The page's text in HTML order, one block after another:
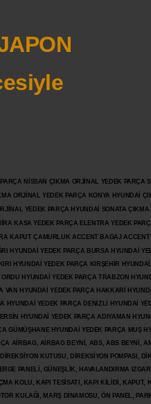
NİSSAN ÇIKMA ORJİNAL YEDEK PARÇA
ORJİNAL YEDEK PARÇA KONYA HYUNDAİ
YEDEK PARÇA HYUNDAİ SONATA
KASA YEDEK PARÇA ELENTRA YEDEK
KAPUT ÇAMURLUK ACCENT BAGAJ
HYUNDAİ YEDEK PARÇA BURSA HYUNDAİ
HYUNDAİ YEDEK PARÇA KIRŞEHİR
HYUNDAİ YEDEK PARÇA TRABZON
VAN HYUNDAİ YEDEK PARÇA HAKKARİ
YEDEK PARÇA DENİZLİ HYUNDAİ
HYUNDAİ YEDEK PARÇA ADIYAMAN
HYUNDAİ YEDEK PARÇA MUŞ
AİRBAG, AİRBAG BEYNİ, ABS, ABS BEYNİ,
KUTUSU, DİREKSİYON POMPASI,
PANELİ, GÜNEŞLİK, HAVALANDIRMA
KOLU, KAPI TESİSATI, KAPI KİLİDİ, KAPUT,
KULAĞI, MARŞ DİNAMOSU, ÖN PANEL,